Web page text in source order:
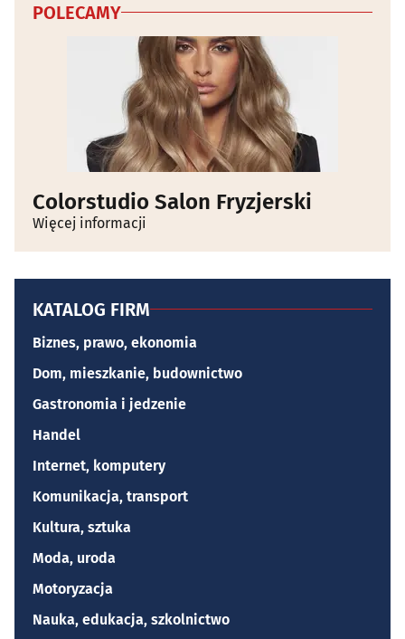
POLECAMY
Colorstudio Salon Fryzjerski
Więcej informacji
KATALOG FIRM
Biznes, prawo, ekonomia
Dom, mieszkanie, budownictwo
Gastronomia i jedzenie
Handel
Internet, komputery
Komunikacja, transport
Kultura, sztuka
Moda, uroda
Motoryzacja
Nauka, edukacja, szkolnictwo